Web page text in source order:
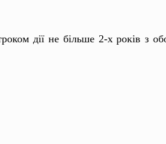
дії не більше 2-х років з